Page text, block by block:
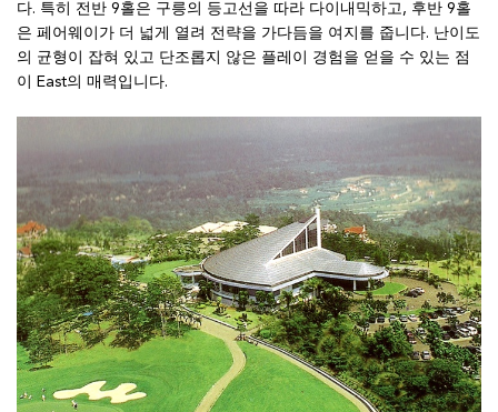
다. 특히 전반 9홀은 구릉의 등고선을 따라 다이내믹하고, 후반 9홀
은 페어웨이가 더 넓게 열려 전략을 가다듬을 여지를 줍니다. 난이도
의 균형이 잡혀 있고 단조롭지 않은 플레이 경험을 얻을 수 있는 점
이 East의 매력입니다.